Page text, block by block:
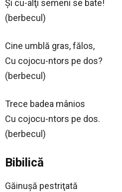
Şi cu-alţi semeni se bate!
(berbecul)
Cine umblă gras, fălos,
Cu cojocu-ntors pe dos?
(berbecul)
Trece badea mânios
Cu cojocu-ntors pe dos.
(berbecul)
Bibilică
Găinuşă pestriţată